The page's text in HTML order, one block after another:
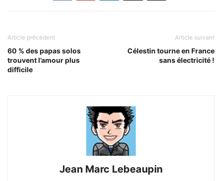
Article précédent
60 % des papas solos
trouvent l’amour plus
difficile
Article suivant
Célestin tourne en France
sans électricité !
Jean Marc Lebeaupin